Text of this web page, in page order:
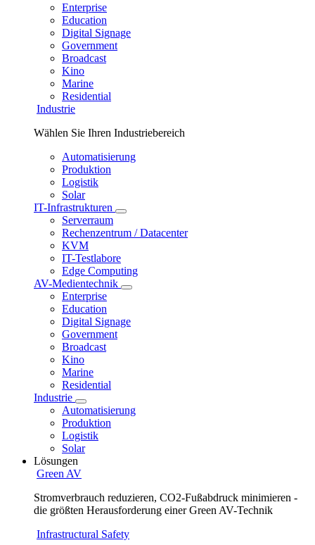
Enterprise
Education
Digital Signage
Government
Broadcast
Kino
Marine
Residential
Industrie
Wählen Sie Ihren Industriebereich
Automatisierung
Produktion
Logistik
Solar
IT-Infrastrukturen
Serverraum
Rechenzentrum / Datacenter
KVM
IT-Testlabore
Edge Computing
AV-Medientechnik
Enterprise
Education
Digital Signage
Government
Broadcast
Kino
Marine
Residential
Industrie
Automatisierung
Produktion
Logistik
Solar
Lösungen
Green AV
Stromverbrauch reduzieren, CO2-Fußabdruck minimieren -
die größten Herausforderung einer Green AV-Technik
Infrastructural Safety